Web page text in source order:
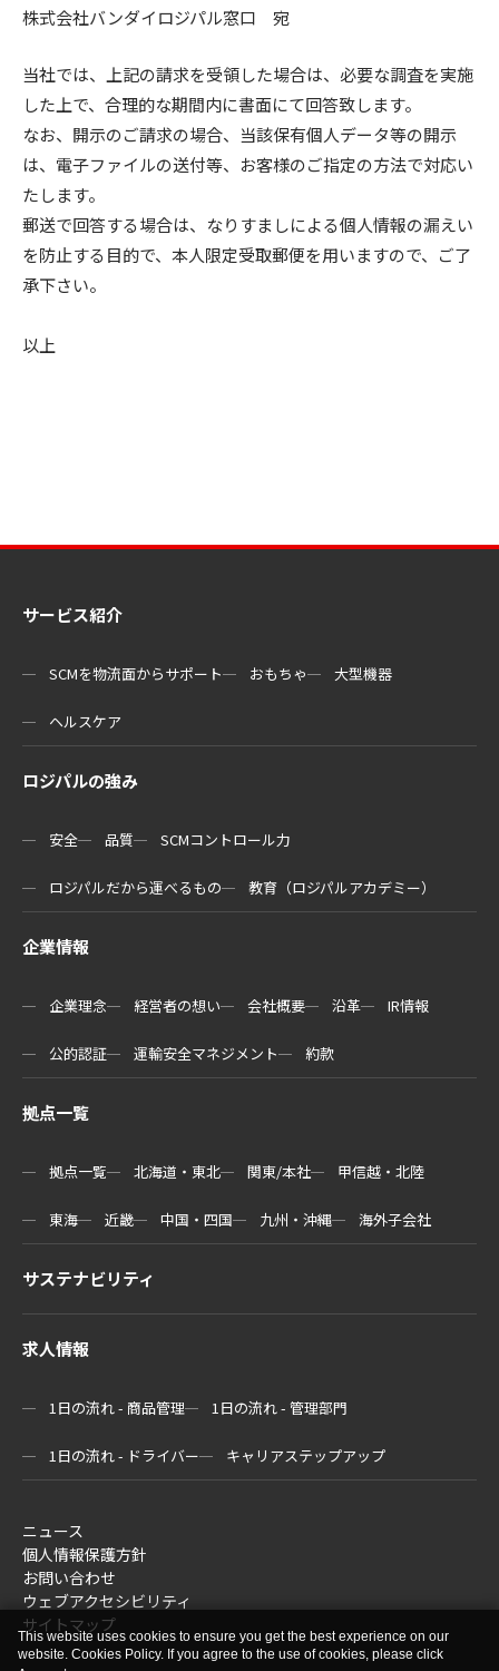
株式会社バンダイロジパル窓口 宛
当社では、上記の請求を受領した場合は、必要な調査を実施
した上で、合理的な期間内に書面にて回答致します。
なお、開示のご請求の場合、当該保有個人データ等の開示
は、電子ファイルの送付等、お客様のご指定の方法で対応い
たします。
郵送で回答する場合は、なりすましによる個人情報の漏えい
を防止する目的で、本人限定受取郵便を用いますので、ご了
承下さい。
以上
サービス紹介
SCMを物流⾯からサポート おもちゃ 大型機器
ヘルスケア
ロジパルの強み
安全 品質 SCMコントロール力
ロジパルだから運べるもの 教育（ロジパルアカデミー）
企業情報
企業理念 経営者の想い 会社概要 沿革 IR情報
公的認証 運輸安全マネジメント 約款
拠点一覧
拠点一覧 北海道・東北 関東/本社 甲信越・北陸
東海 近畿 中国・四国 九州・沖縄 海外子会社
サステナビリティ
求人情報
1日の流れ - 商品管理 1日の流れ - 管理部門
1日の流れ - ドライバー キャリアステップアップ
ニュース
個人情報保護方針
お問い合わせ
ウェブアクセシビリティ
サイトマップ
This website uses cookies to ensure you get the best experience on our
website. Cookies Policy. If you agree to the use of cookies, please click